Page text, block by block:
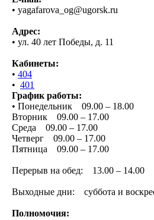
• yagafarova_og@ugorsk.ru
Адрес:
• ул. 40 лет Победы, д. 11
Кабинеты:
• 404
• 401
График работы:
• Понедельник 09.00 – 18.00
Вторник 09.00 – 17.00
Среда 09.00 – 17.00
Четверг 09.00 – 17.00
Пятница 09.00 – 17.00
Перерыв на обед: 13.00 – 14.00
Выходные дни: суббота и
Полномочия: